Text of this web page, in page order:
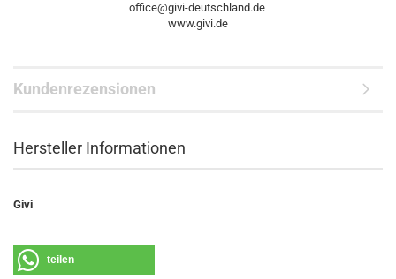
office@givi-deutschland.de
www.givi.de
Kundenrezensionen
Hersteller Informationen
Givi
teilen